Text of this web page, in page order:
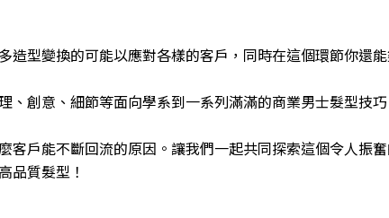
型變換的可能以應對各樣的客戶，同時在這個環節你還
創意、細節等面向學系到一系列滿滿的商業男士髮型技巧
客戶能不斷回流的原因。讓我們一起共同探索這個令人振
品質髮型！